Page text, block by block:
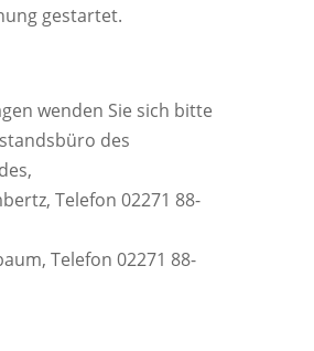
gestartet.
wenden Sie sich bitte
des
Telefon 02271 88-
Telefon 02271 88-